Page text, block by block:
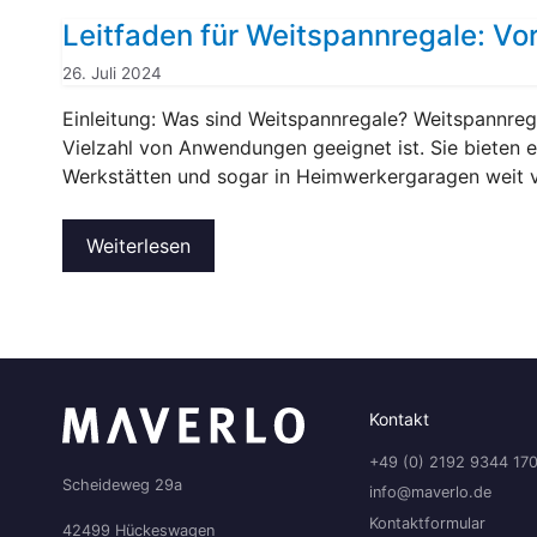
Leitfaden für Weitspannregale:
26. Juli 2024
Einleitung: Was sind Weitspannregale?
Vielzahl von Anwendungen geeignet ist. Sie bieten
Werkstätten und sogar in Heimwerkergaragen
Weiterlesen
Scheideweg 29a
42499 Hückeswagen
Kontakt
+49 (0) 2192 9344 170
info@maverlo.de
Kontaktformular